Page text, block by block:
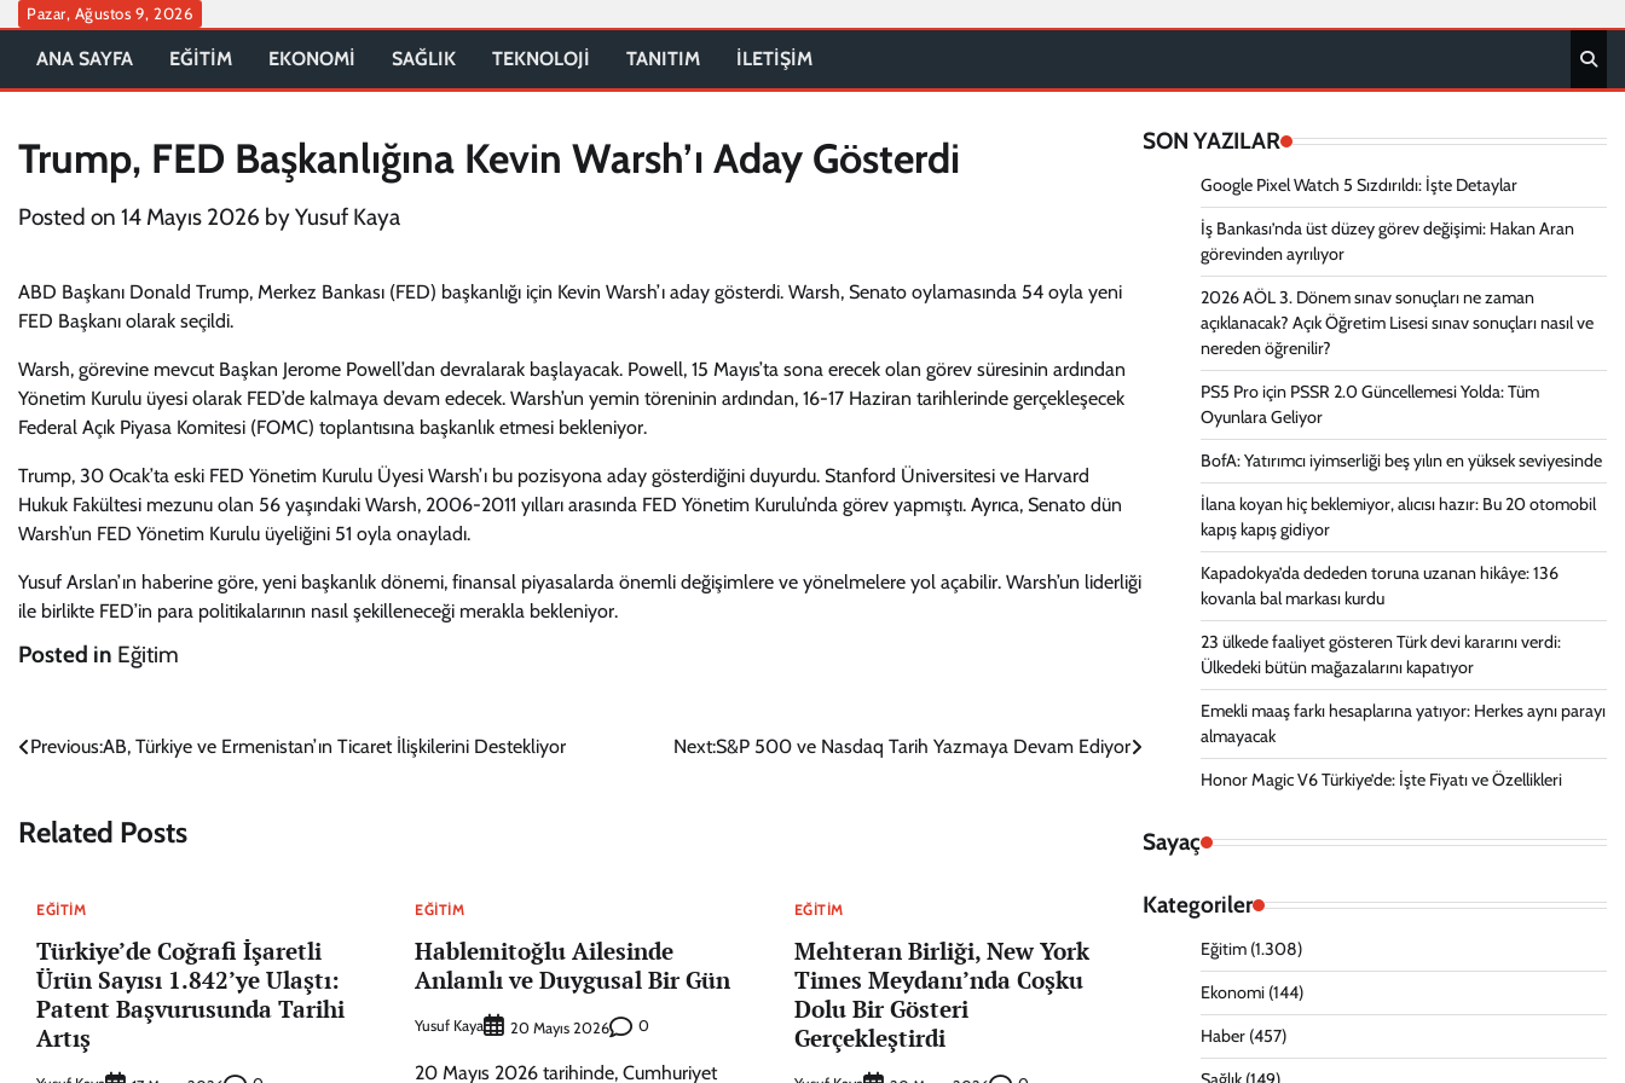
Skip
content
Pazar, Ağustos 9, 2026
ANA SAYFA EĞİTİM EKONOMİ SAĞLIK TEKNOLOJİ TANITIM İLETİŞİM
Trump, FED Başkanlığına Kevin Warsh’ı Aday Gösterdi
Posted on 14 Mayıs 2026 byYusuf Kaya
ABD Başkanı Donald Trump, Merkez Bankası (FED) başkanlığı için Kevin Warsh’ı aday gösterdi. Warsh, Senato oylamasında 54 oyla yeni
FED Başkanı olarak seçildi.
Warsh, görevine mevcut Başkan Jerome Powell’dan devralarak başlayacak. Powell, 15 Mayıs’ta sona erecek olan görev süresinin ardından
Yönetim Kurulu üyesi olarak FED’de kalmaya devam edecek. Warsh’un yemin töreninin ardından, 16-17 Haziran tarihlerinde gerçekleşecek
Federal Açık Piyasa Komitesi (FOMC) toplantısına başkanlık etmesi bekleniyor.
Trump, 30 Ocak’ta eski FED Yönetim Kurulu Üyesi Warsh’ı bu pozisyona aday gösterdiğini duyurdu. Stanford Üniversitesi ve Harvard
Hukuk Fakültesi mezunu olan 56 yaşındaki Warsh, 2006-2011 yılları arasında FED Yönetim Kurulu’nda görev yapmıştı. Ayrıca, Senato dün
Warsh’un FED Yönetim Kurulu üyeliğini 51 oyla onayladı.
Yusuf Arslan’ın haberine göre, yeni başkanlık dönemi, finansal piyasalarda önemli değişimlere ve yönelmelere yol açabilir. Warsh’un liderliği
ile birlikte FED’in para politikalarının nasıl şekilleneceği merakla bekleniyor.
Posted in Eğitim
Yazı
Previous:AB, Türkiye ve Ermenistan’ın Ticaret İlişkilerini Destekliyor Next:S&P 500 ve Nasdaq Tarih Yazmaya Devam Ediyor
Related Posts
EĞITIM
Türkiye’de Coğrafi İşaretli
Ürün Sayısı 1.842’ye Ulaştı:
Patent Başvurusunda Tarihi
Artış
EĞITIM
Hablemitoğlu Ailesinde
Anlamlı ve Duygusal Bir Gün
Yusuf Kaya 20 Mayıs 2026 0
20 Mayıs 2026 tarihinde, Cumhuriyet
EĞITIM
Mehteran Birliği, New York
Times Meydanı’nda Coşku
Dolu Bir Gösteri
Gerçekleştirdi
SON YAZILAR
Google Pixel Watch 5 Sızdırıldı: İşte Detaylar
İş Bankası’nda üst düzey görev değişimi: Hakan Aran
görevinden ayrılıyor
2026 AÖL 3. Dönem sınav sonuçları ne zaman
açıklanacak? Açık Öğretim Lisesi sınav sonuçları nasıl ve
nereden öğrenilir?
PS5 Pro için PSSR 2.0 Güncellemesi Yolda: Tüm
Oyunlara Geliyor
BofA: Yatırımcı iyimserliği beş yılın en yüksek seviyesinde
İlana koyan hiç beklemiyor, alıcısı hazır: Bu 20 otomobil
kapış kapış gidiyor
Kapadokya’da dededen toruna uzanan hikâye: 136
kovanla bal markası kurdu
23 ülkede faaliyet gösteren Türk devi kararını verdi:
Ülkedeki bütün mağazalarını kapatıyor
Emekli maaş farkı hesaplarına yatıyor: Herkes aynı parayı
almayacak
Honor Magic V6 Türkiye’de: İşte Fiyatı ve Özellikleri
Sayaç
Kategoriler
Eğitim(1.308)
Ekonomi(144)
Haber(457)